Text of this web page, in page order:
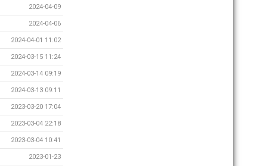
2024-04-09
2024-04-06
2024-04-01 11:02
2024-03-15 11:24
2024-03-14 09:19
2024-03-13 09:11
2023-03-20 17:04
2023-03-04 22:18
2023-03-04 10:41
2023-01-23